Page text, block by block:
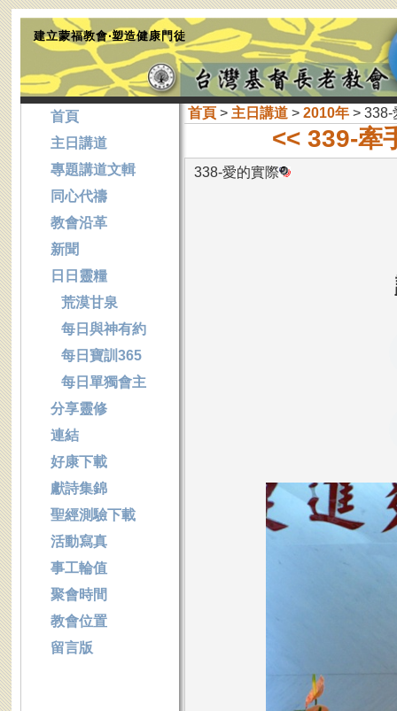
建立蒙福教會‧塑造健康門徒
首頁> 主日講道> 2010年> 338-
<< 339-牽
338-愛的實際
首頁
主日講道
專題講道文輯
同心代禱
教會沿革
新聞
日日靈糧
荒漠甘泉
每日與神有約
每日寶訓365
每日單獨會主
分享靈修
連結
好康下載
獻詩集錦
聖經測驗下載
活動寫真
事工輪值
聚會時間
教會位置
留言版